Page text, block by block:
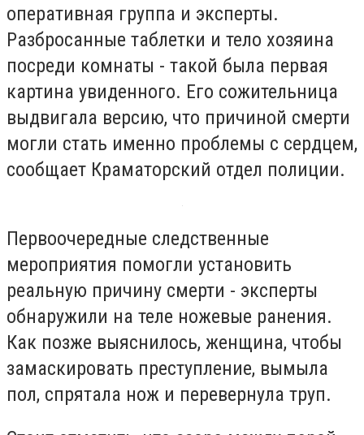
оперативная группа и эксперты.
Разбросанные таблетки и тело хозяина
посреди комнаты - такой была первая
картина увиденного. Его сожительница
выдвигала версию, что причиной смерти
могли стать именно проблемы с сердцем,
сообщает Краматорский отдел полиции.
Первоочередные следственные
мероприятия помогли установить
реальную причину смерти - эксперты
обнаружили на теле ножевые ранения.
Как позже выяснилось, женщина, чтобы
замаскировать преступление, вымыла
пол, спрятала нож и перевернула труп.